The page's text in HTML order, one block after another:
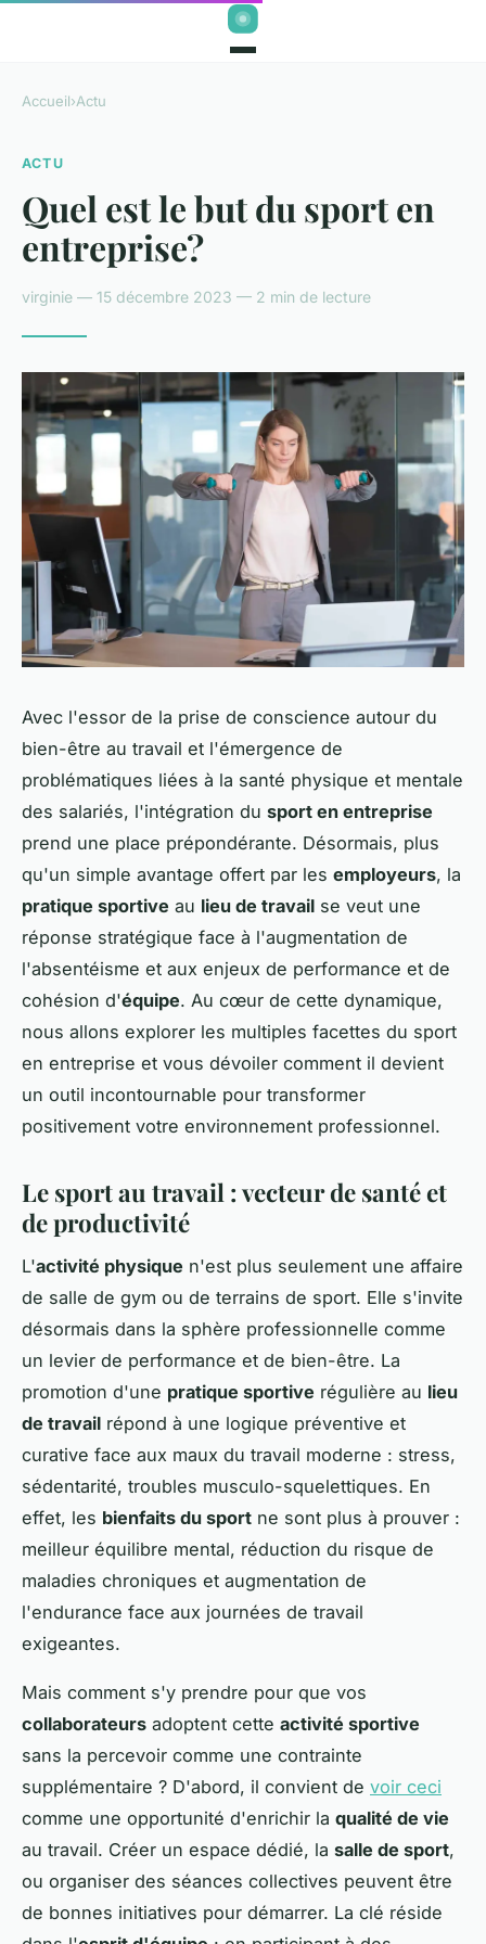
Accueil›Actu
ACTU
Quel est le but du sport en
entreprise?
virginie — 15 décembre 2023 — 2 min de lecture
Avec l'essor de la prise de conscience autour du
bien-être au travail et l'émergence de
problématiques liées à la santé physique et mentale
des salariés, l'intégration du sport en entreprise
prend une place prépondérante. Désormais, plus
qu'un simple avantage offert par les employeurs, la
pratique sportive au lieu de travail se veut une
réponse stratégique face à l'augmentation de
l'absentéisme et aux enjeux de performance et de
cohésion d'équipe. Au cœur de cette dynamique,
nous allons explorer les multiples facettes du sport
en entreprise et vous dévoiler comment il devient
un outil incontournable pour transformer
positivement votre environnement professionnel.
Le sport au travail : vecteur de santé et
de productivité
L'activité physique n'est plus seulement une affaire
de salle de gym ou de terrains de sport. Elle s'invite
désormais dans la sphère professionnelle comme
un levier de performance et de bien-être. La
promotion d'une pratique sportive régulière au lieu
de travail répond à une logique préventive et
curative face aux maux du travail moderne : stress,
sédentarité, troubles musculo-squelettiques. En
effet, les bienfaits du sport ne sont plus à prouver :
meilleur équilibre mental, réduction du risque de
maladies chroniques et augmentation de
l'endurance face aux journées de travail
exigeantes.
Mais comment s'y prendre pour que vos
collaborateurs adoptent cette activité sportive
sans la percevoir comme une contrainte
supplémentaire ? D'abord, il convient de voir ceci
comme une opportunité d'enrichir la qualité de vie
au travail. Créer un espace dédié, la salle de sport,
ou organiser des séances collectives peuvent être
de bonnes initiatives pour démarrer. La clé réside